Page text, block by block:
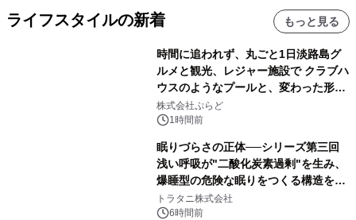
ライフスタイルの新着 もっと見る
時間に追われず、丸ごと1日淡路島グ
ルメと観光、レジャー施設で クラブハ
ウスのようなプールと、変わった形の
サウナも 「THE BOXY AWAJI」のお
得な素泊まり連泊プランで
株式会社ぷらど
1時間前
眠りづらさの正体──シリーズ第三回
浅い呼吸が"二酸化炭素過剰"を生み、
爆睡型の危険な眠りをつくる構造を解
説
トラタニ株式会社
6時間前